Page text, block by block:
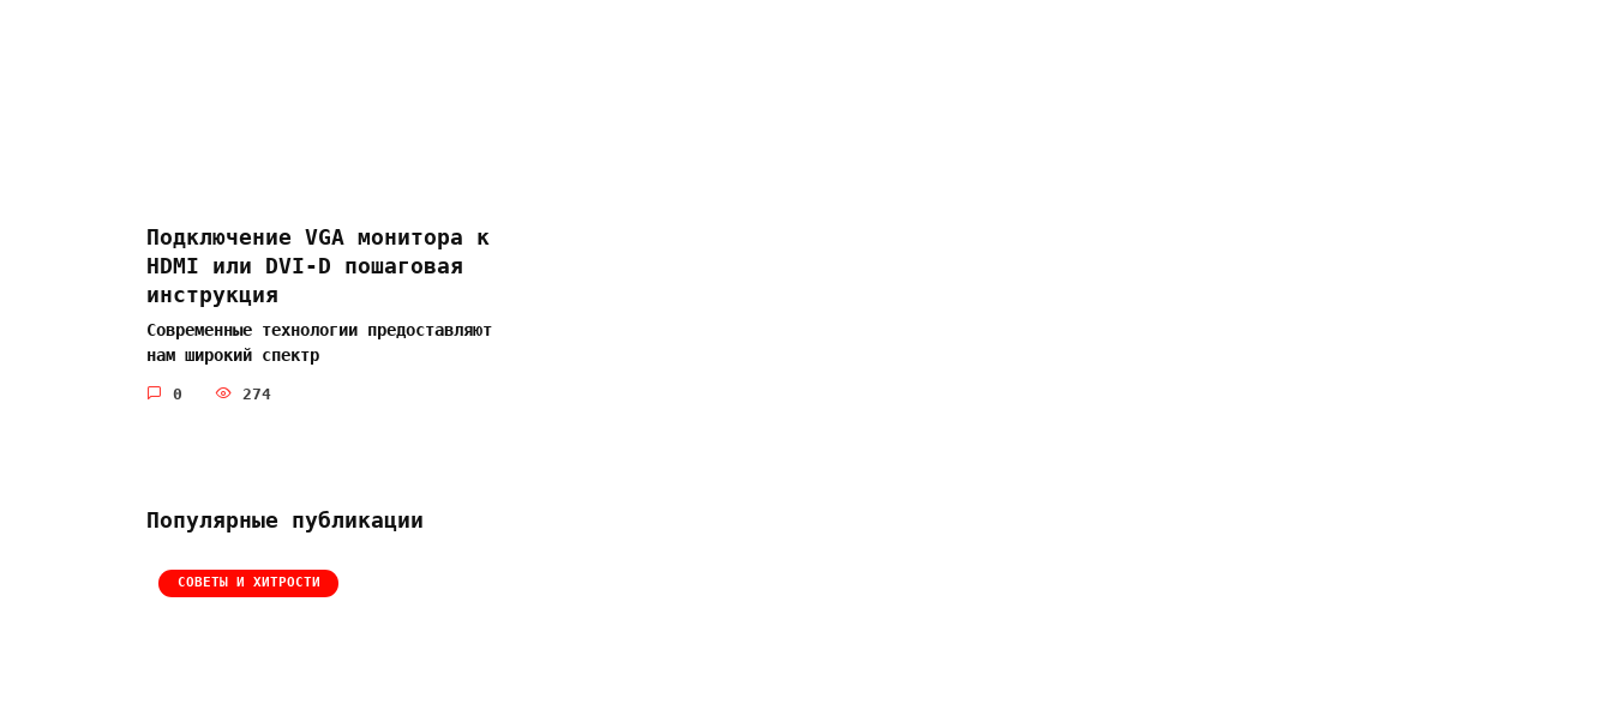
Подключение VGA монитора к
HDMI или DVI-D пошаговая
инструкция
Современные технологии предоставляют
нам широкий спектр
0 274
Популярные публикации
СОВЕТЫ И ХИТРОСТИ